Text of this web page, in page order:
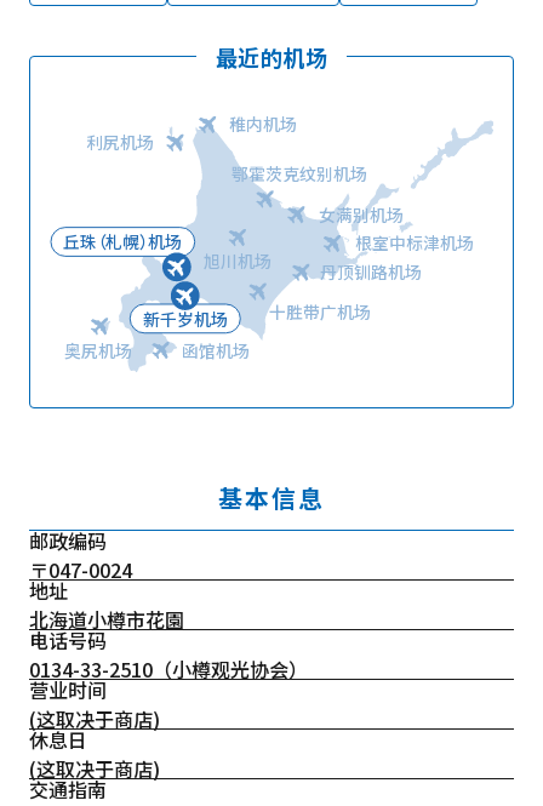
最近的机场
新千岁机场
丘珠（札幌）机场
函馆机场
奥尻机场
旭川机场
稚内机场
利尻机场
鄂霍茨克纹别机场
女满别机场
根室中标津机场
丹顶钏路机场
十胜带广机场
基本信息
邮政编码
〒047-0024
地址
北海道小樽市花園
电话号码
0134-33-2510 （小樽观光协会）
营业时间
(这取决于商店)
休息日
(这取决于商店)
交通指南